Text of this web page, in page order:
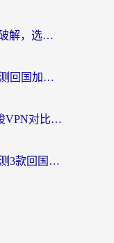
海外党避坑指南：告别pc vpn 破解，选对回国加速器轻松访问国内资源
穿梭和海龟哪个好？海外党亲测回国加速器，附电脑免费VPN推荐
Quickback VPN好用吗？和穿梭VPN对比哪个回国效果更好？海外党必看的真实测评与选择指南
穿梭和快喵好用吗？海外党亲测3款回国加速器，附日本回国VPN避坑指南